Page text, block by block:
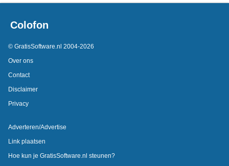
Colofon
© GratisSoftware.nl 2004-2026
Over ons
Contact
Disclaimer
Privacy
Adverteren/Advertise
Link plaatsen
Hoe kun je GratisSoftware.nl steunen?